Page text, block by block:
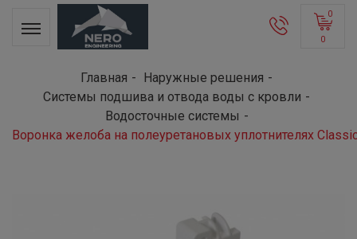
0
0
Главная
Наружные решения
Системы подшива и отвода воды с кровли
Водосточные системы
Воронка желоба на полеуретановых уплотнителях